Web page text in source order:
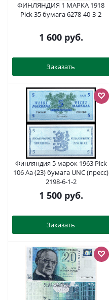
ФИНЛЯНДИЯ 1 МАРКА 1918
Pick 35 бумага 6278-40-3-2
1 600руб.
Заказать
Финляндия 5 марок 1963 Pick
106 Aa (23) бумага UNC (пресс)
2198-6-1-2
1 500руб.
Заказать